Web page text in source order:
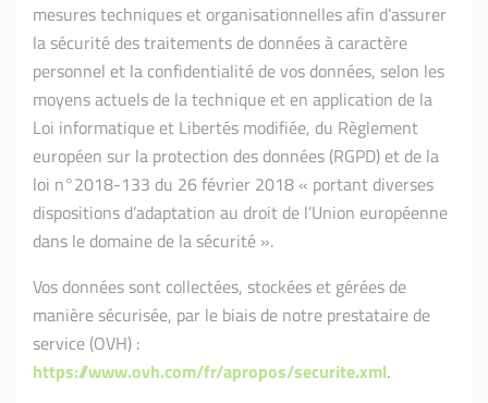
mesures techniques et organisationnelles afin d’assurer
la sécurité des traitements de données à caractère
personnel et la confidentialité de vos données, selon les
moyens actuels de la technique et en application de la
Loi informatique et Libertés modifiée, du Règlement
européen sur la protection des données (RGPD) et de la
loi n°2018-133 du 26 février 2018 « portant diverses
dispositions d’adaptation au droit de l’Union européenne
dans le domaine de la sécurité ».
Vos données sont collectées, stockées et gérées de
manière sécurisée, par le biais de notre prestataire de
service (OVH) :
https://www.ovh.com/fr/apropos/securite.xml.